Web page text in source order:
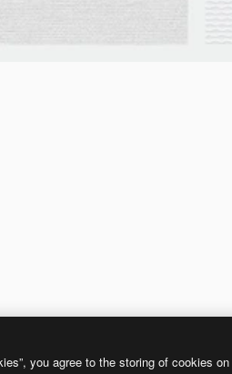
you agree to the storing of cookies